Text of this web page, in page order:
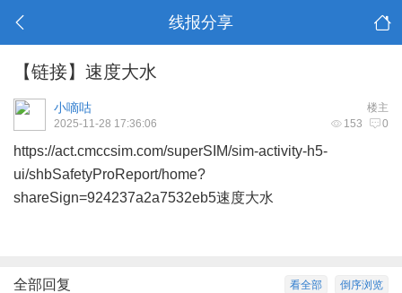
线报分享
【链接】速度大水
楼主
小嘀咕
153 0
2025-11-28 17:36:06
https://act.cmccsim.com/superSIM/sim-activity-h5-
ui/shbSafetyProReport/home?
shareSign=924237a2a7532eb5速度大水
倒序浏览
看全部
全部回复